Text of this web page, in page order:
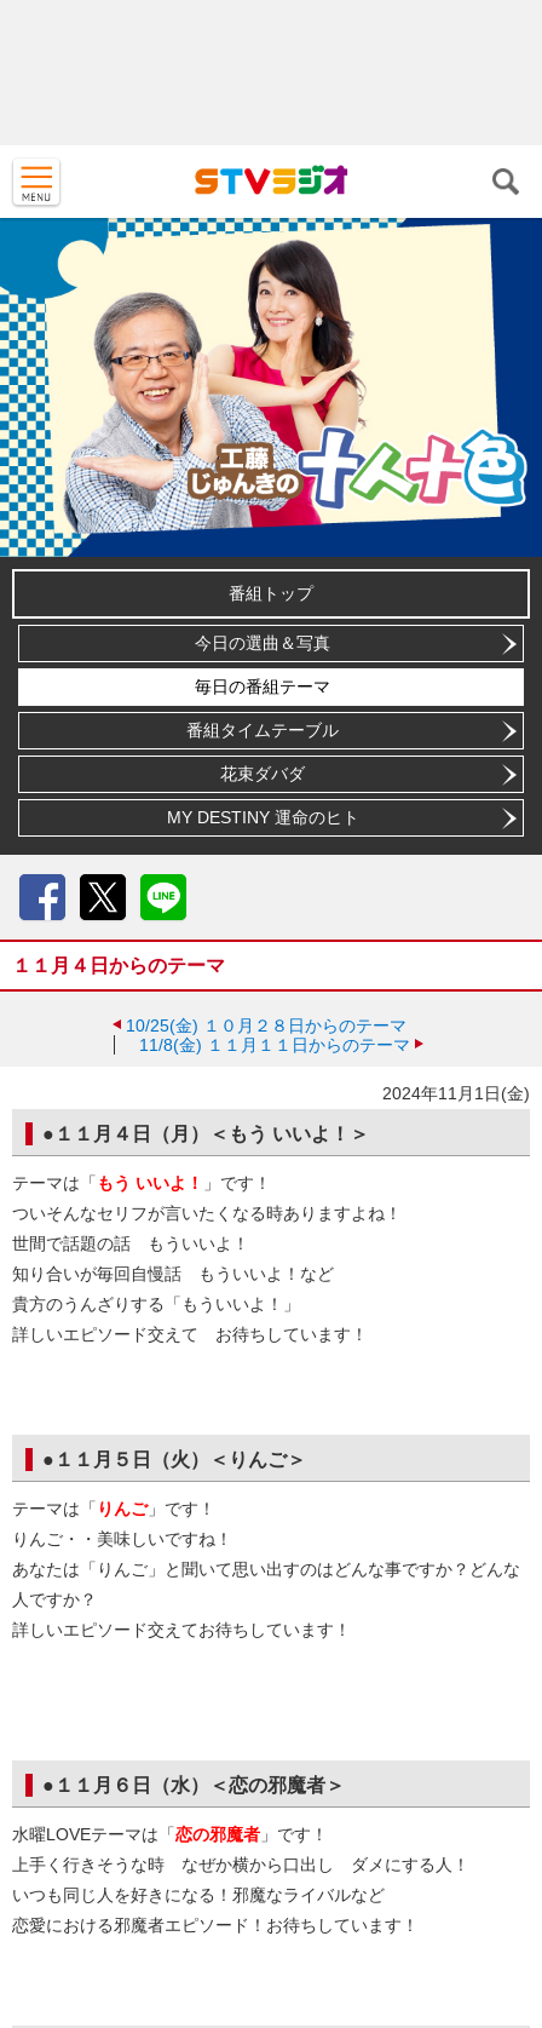
番組トップ
今日の選曲＆写真
毎日の番組テーマ
番組タイムテーブル
花束ダバダ
MY DESTINY 運命のヒト
１１月４日からのテーマ
10/25(金) １０月２８日からのテーマ
11/8(金) １１月１１日からのテーマ
2024年11月1日(金)
●１１月４日（月）＜もう いいよ！＞
テーマは「 もう いいよ！
」です！
ついそんなセリフが言いたくなる時ありますよね！
世間で話題の話 もういいよ！
知り合いが毎回自慢話 もういいよ！など
貴方のうんざりする「もういいよ！」
詳しいエピソード交えて お待ちしています！
●１１月５日（火）＜りんご＞
テーマは「 りんご」です！
りんご・・美味しいですね！
あなたは「りんご」と聞いて思い出すのはどんな事ですか？どんな
人ですか？
詳しいエピソード交えてお待ちしています！
●１１月６日（水）＜恋の邪魔者＞
水曜LOVEテーマは「恋の邪魔者 」です！
上手く行きそうな時 なぜか横から口出し ダメにする人！
いつも同じ人を好きになる！邪魔なライバルなど
恋愛における邪魔者エピソード！お待ちしています！